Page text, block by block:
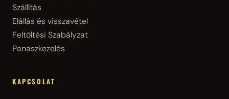
Szállítás
Elállás és visszavétel
Feltöltési Szabályzat
Panaszkezelés
KAPCSOLAT